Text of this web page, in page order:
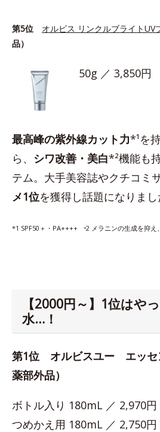
第5位 オルビス リンクルブライトUV
品）
50g ／ 3,850円
最高峰の紫外線カット力*¹を
ら、 シワ改善・美白*²機能も
テム。大手美容誌やクチコミ
メ1位を獲得し話題になりまし
*1 SPF50＋・PA++++ ⁺2 メラニンの生成を抑え
【2000円～】1位はや
水…！
第1位 オルビスユー エッセ
薬部外品）
ボトル入り 180mL ／ 2,970円
つめかえ用 180mL ／ 2,750円